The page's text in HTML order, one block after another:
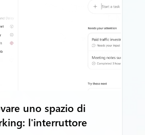
uno spazio di
l'interruttore